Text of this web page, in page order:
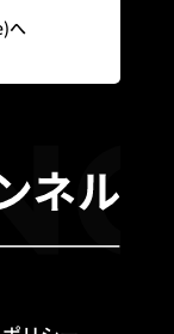
へ